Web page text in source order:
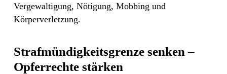
Vergewaltigung, Nötigung, Mobbing und
Körperverletzung.
Strafmündigkeitsgrenze senken –
Opferrechte stärken